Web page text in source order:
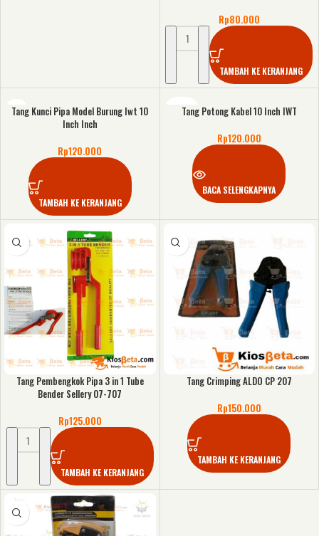
Rp80.000
TAMBAH KE KERANJANG
Tang Kunci Pipa Model Burung Iwt 10
Inch Inch
Rp120.000
TAMBAH KE KERANJANG
KOSONG
Tang Potong Kabel 10 Inch IWT
Rp120.000
BACA SELENGKAPNYA
Tang Pembengkok Pipa 3 in 1 Tube
Bender Sellery 07-707
Rp125.000
TAMBAH KE KERANJANG
Tang Crimping ALDO CP 207
Rp150.000
TAMBAH KE KERANJANG